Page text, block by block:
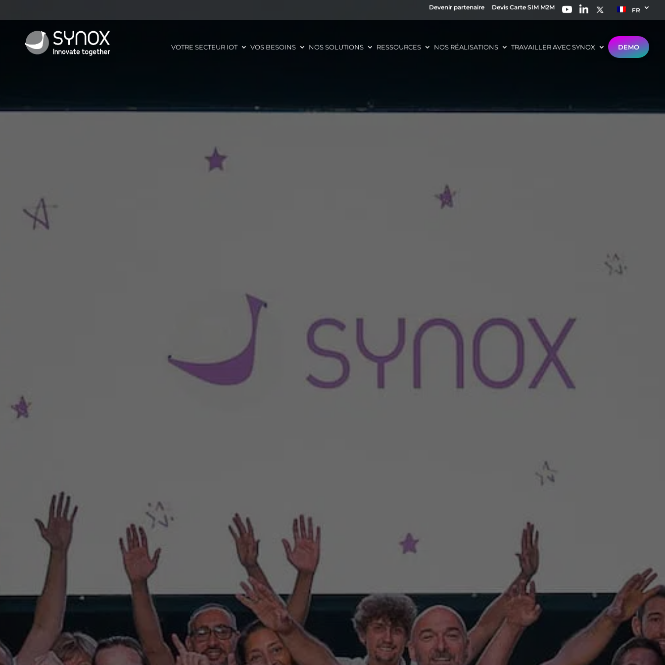
Devenir partenaire Devis Carte SIM M2M FR
VOTRE SECTEUR IOT VOS BESOINS NOS SOLUTIONS RESSOURCES NOS RÉALISATIONS TRAVAILLER AVEC SYNOX DEMO